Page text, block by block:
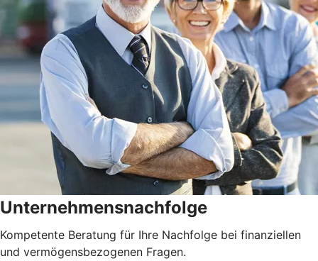
Unternehmensnachfolge
Kompetente Beratung für Ihre Nachfolge bei finanziellen
und vermögensbezogenen Fragen.